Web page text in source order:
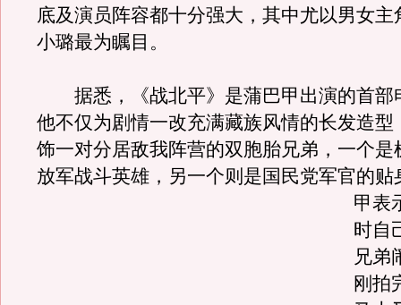
底及演员阵容都十分强大，其中尤以男女主
小璐最为瞩目。
据悉，《战北平》是蒲巴甲出演的首部
他不仅为剧情一改充满藏族风情的长发造型
饰一对分居敌我阵营的双胞胎兄弟，一个是
放军战斗英雄，另一个则是国民党军官的贴
甲表
时自
兄弟
刚拍